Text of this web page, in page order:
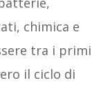
chimica e
tra i primi
il ciclo di